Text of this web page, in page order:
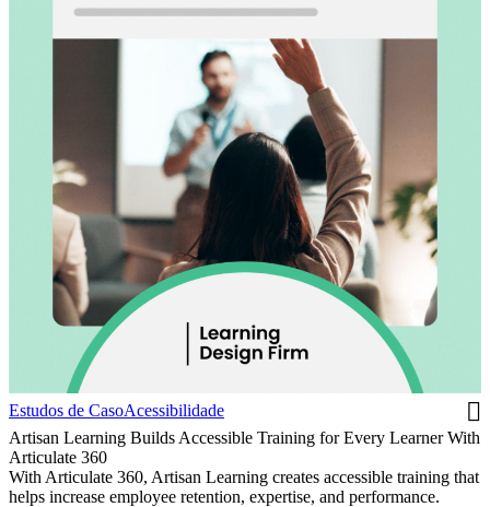
Estudos de CasoAcessibilidade
Artisan Learning Builds Accessible Training for Every Learner With
Articulate 360
With Articulate 360, Artisan Learning creates accessible training that
helps increase employee retention, expertise, and performance.